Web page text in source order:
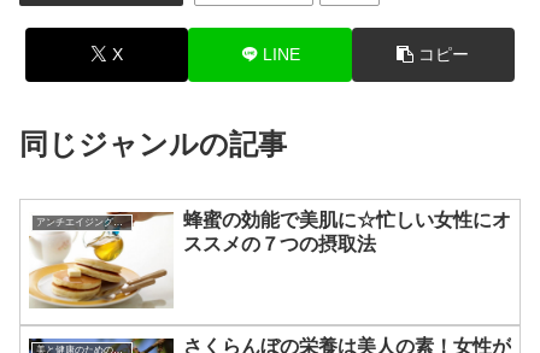
X LINE コピー
同じジャンルの記事
アンチエイジングに効く食べ物
蜂蜜の効能で美肌に☆忙しい女性にオ
ススメの７つの摂取法
美と健康のための食事法 さくらんぼの栄養は美人の素！女性が